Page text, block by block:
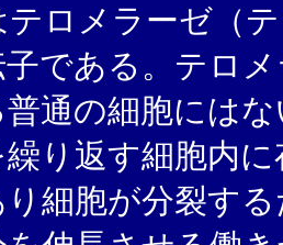
テロメラーゼ（
である。テロ
通の細胞には
繰り返す細胞内
り細胞が分裂す